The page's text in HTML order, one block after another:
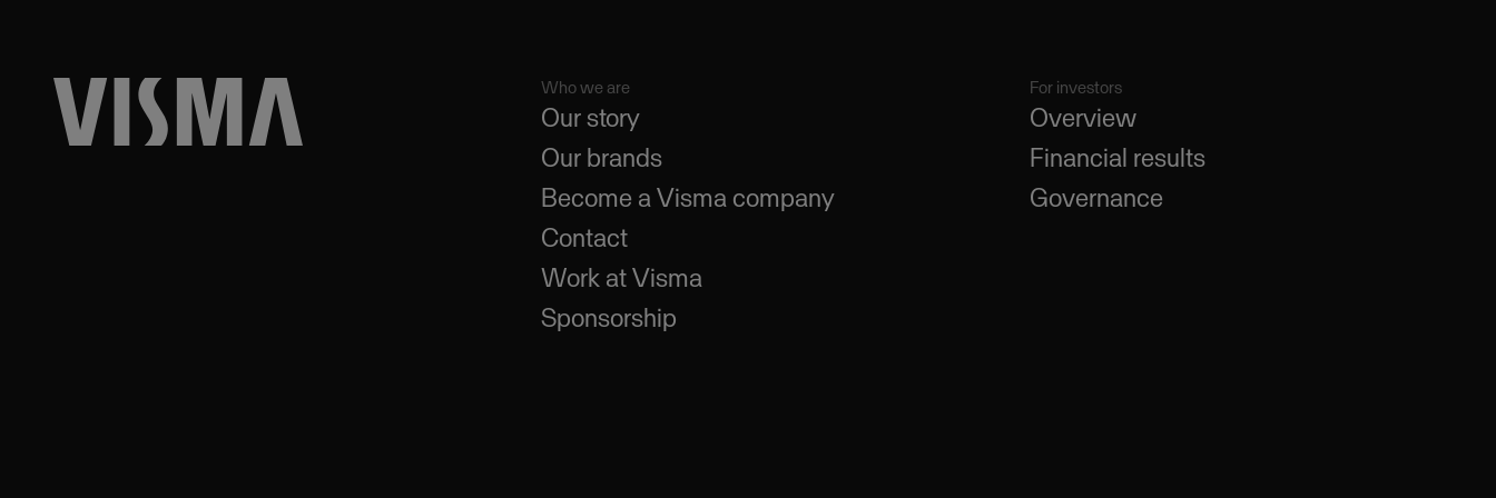
Who we are
Our story
Our brands
Become a Visma company
Contact
Work at Visma
Sponsorship
For investors
Overview
Financial results
Governance